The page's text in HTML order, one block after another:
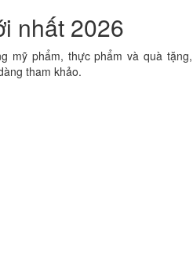
nhất 2026
mỹ phẩm, thực phẩm và quà tặng,
tham khảo.